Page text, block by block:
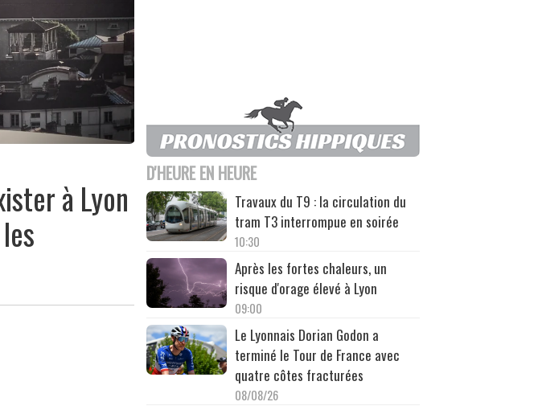
à Lyon
D'HEURE EN HEURE
Travaux du T9 : la circulation du
tram T3 interrompue en soirée
10:30
Après les fortes chaleurs, un
risque d'orage élevé à Lyon
09:00
Le Lyonnais Dorian Godon a
terminé le Tour de France avec
quatre côtes fracturées
08/08/26